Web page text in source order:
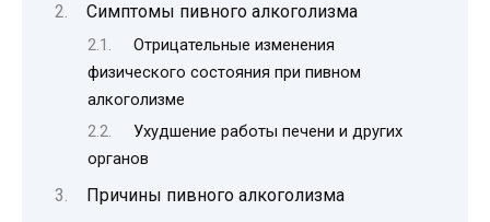
Симптомы пивного алкоголизма
Отрицательные изменения
физического состояния при пивном
алкоголизме
Ухудшение работы печени и других
органов
Причины пивного алкоголизма